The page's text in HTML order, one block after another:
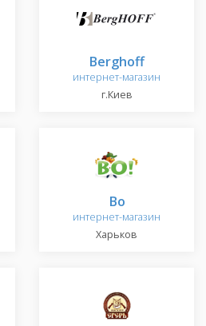
Berghoff
интернет-магазин
г.Киев
Во
интернет-магазин
Харьков